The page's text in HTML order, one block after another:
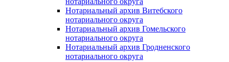
Нотариальный архив Витебского
нотариального округа
Нотариальный архив Гомельского
нотариального округа
Нотариальный архив Гродненского
нотариального округа